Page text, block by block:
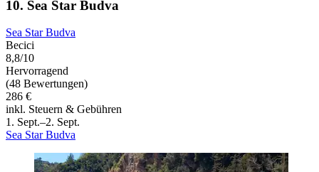
10. Sea Star Budva
Sea Star Budva
Becici
8,8/10
Hervorragend
(48 Bewertungen)
286 €
inkl. Steuern & Gebühren
1. Sept.–2. Sept.
Sea Star Budva